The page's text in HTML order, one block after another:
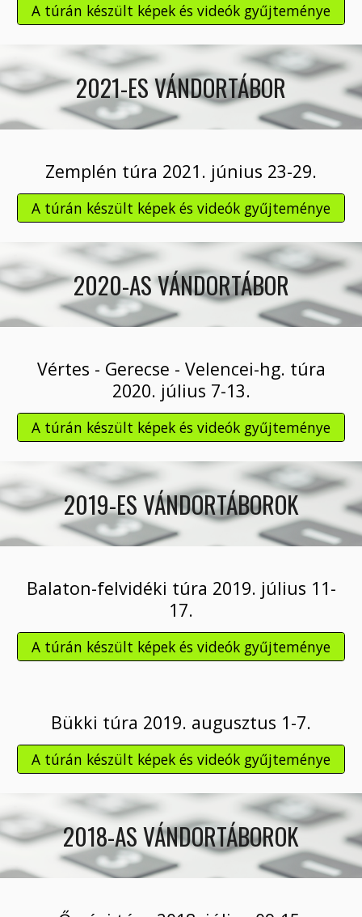
A túrán készült képek és videók gyűjteménye
2021-ES VÁNDORTÁBOR
Zemplén túra 2021 . június 23-29.
A túrán készült képek és videók gyűjteménye
2020-AS VÁNDORTÁBOR
Vértes - Gerecse - Velencei-hg. túra
2020. július 7-13.
A túrán készült képek és videók gyűjteménye
2019-ES VÁNDORTÁBOROK
Balaton-felvidéki túra 2019. július 11-
17.
A túrán készült képek és videók gyűjteménye
Bükki túra 2019. augusztus 1-7.
A túrán készült képek és videók gyűjteménye
2018-AS VÁNDORTÁBOROK